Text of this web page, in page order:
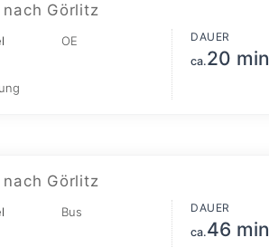
nach Görlitz
OE
DAUER
ca.20 min
nach Görlitz
Bus
DAUER
ca.46 min